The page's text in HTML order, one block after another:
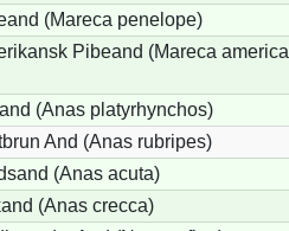
(Mareca penelope)
Pibeand (Mareca
(Anas platyrhynchos)
And (Anas rubripes)
(Anas acuta)
(Anas crecca)